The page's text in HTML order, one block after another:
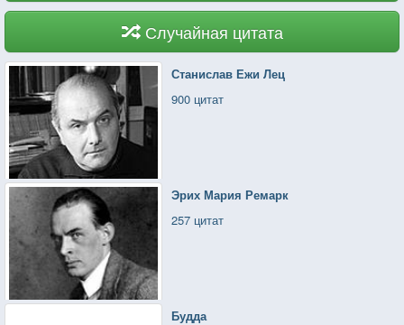
Случайная цитата
Станислав Ежи Лец
900 цитат
Эрих Мария Ремарк
257 цитат
Будда